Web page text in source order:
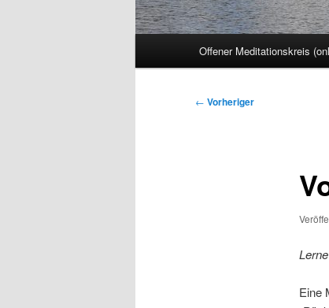
Offener Meditationskreis
Beitragsnavigation
← Vorheriger
Eine